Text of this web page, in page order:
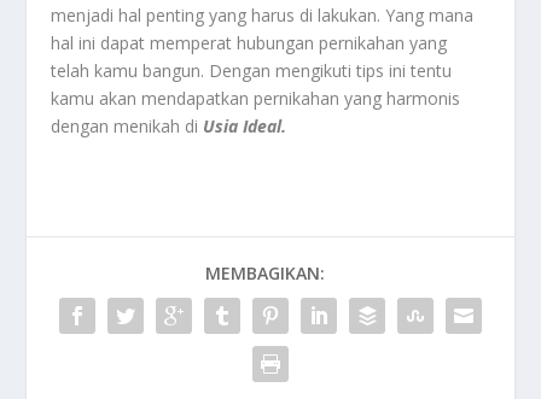
menjadi hal penting yang harus di lakukan. Yang mana
hal ini dapat memperat hubungan pernikahan yang
telah kamu bangun. Dengan mengikuti tips ini tentu
kamu akan mendapatkan pernikahan yang harmonis
dengan menikah di Usia Ideal.
MEMBAGIKAN: